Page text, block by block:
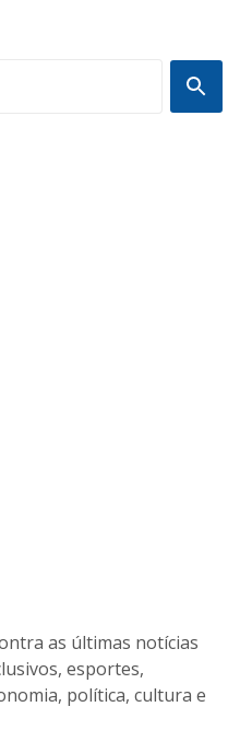
as últimas notícias
esportes,
política, cultura e